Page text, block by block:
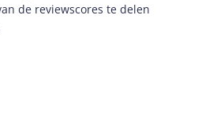
de reviewscores te delen